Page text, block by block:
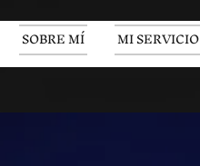
SOBRE MÍ MI SERVICIO